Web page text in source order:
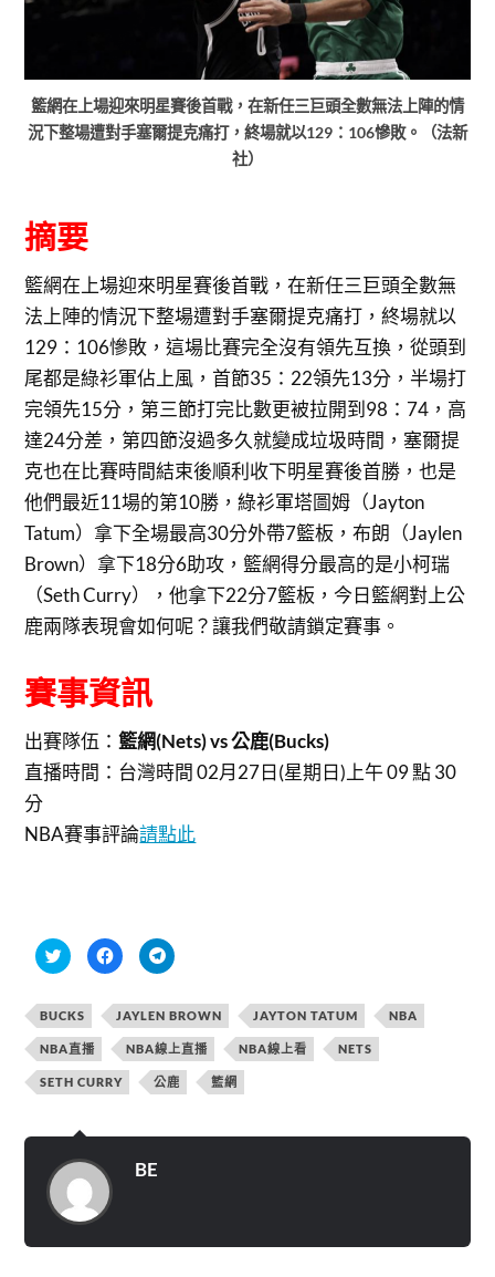
籃網在上場迎來明星賽後首戰，在新任三巨頭全數無法上陣的情
況下整場遭對手塞爾提克痛打，終場就以129：106慘敗。（法新
社）
摘要
籃網在上場迎來明星賽後首戰，在新任三巨頭全數無
法上陣的情況下整場遭對手塞爾提克痛打，終場就以
129：106慘敗，這場比賽完全沒有領先互換，從頭到
尾都是綠衫軍佔上風，首節35：22領先13分，半場打
完領先15分，第三節打完比數更被拉開到98：74，高
達24分差，第四節沒過多久就變成垃圾時間，塞爾提
克也在比賽時間結束後順利收下明星賽後首勝，也是
他們最近11場的第10勝，綠衫軍塔圖姆（Jayton
Tatum）拿下全場最高30分外帶7籃板，布朗（Jaylen
Brown）拿下18分6助攻，籃網得分最高的是小柯瑞
（Seth Curry），他拿下22分7籃板，今日籃網對上公
鹿兩隊表現會如何呢？讓我們敬請鎖定賽事。
賽事資訊
出賽隊伍：籃網(Nets) vs 公鹿(Bucks)
直播時間： 台灣時間 02月27日(星期日)上午 09 點 30
分
NBA賽事評論請點此
分
享
w
i
t
t
e
r
(
在
窗
開
啟
)
按
一
分
享
至
F
a
c
e
b
k
啟
按
一
分
享
到
T
e
l
e
g
m
啟
BUCKS JAYLEN BROWN JAYTON TATUM NBA
NBA直播 NBA線上直播 NBA線上看 NETS
SETH CURRY 公鹿 籃網
BE